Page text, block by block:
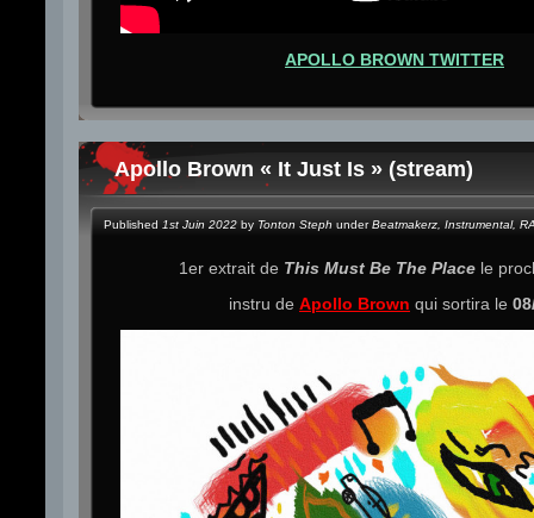
APOLLO BROWN TWITTER
Apollo Brown « It Just Is » (stream)
Published 1st Juin 2022 by Tonton Steph underBeatmakerz Instrumental,
1er extrait de This Must Be The Placele
instru de Apollo Brown qui sortira le